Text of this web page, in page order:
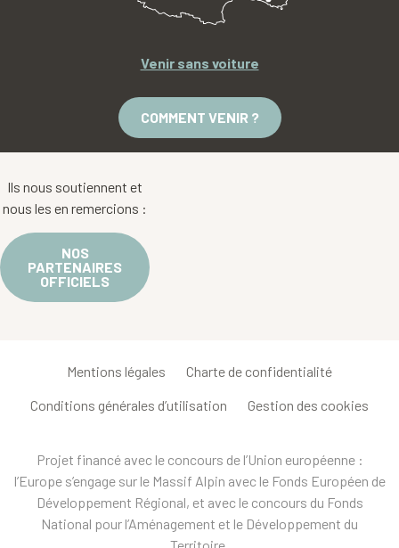
Venir sans voiture
COMMENT VENIR ?
Ils nous soutiennent et
nous les en remercions :
NOS
PARTENAIRES
OFFICIELS
Mentions légales Charte de confidentialité
Conditions générales d’utilisation Gestion des cookies
Projet financé avec le concours de l’Union européenne :
l’Europe s’engage sur le Massif Alpin avec le Fonds Européen de
Développement Régional, et avec le concours du Fonds
National pour l’Aménagement et le Développement du